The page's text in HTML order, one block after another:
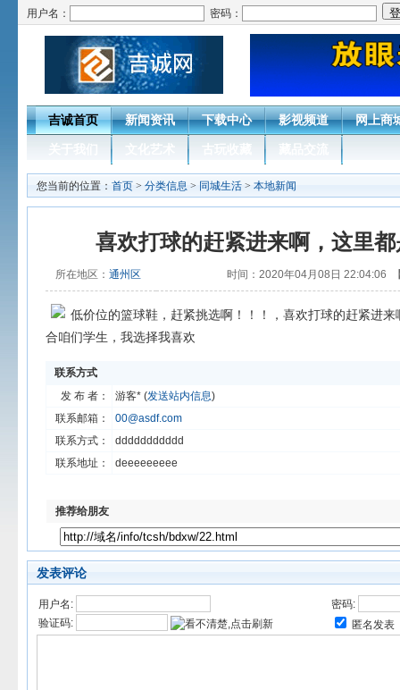
用户名： 密码：
吉诚首页 新闻资讯 下载中心 影视频道 网上商
关于我们 文化艺术 古玩收藏 藏品交流
您当前的位置： 首页 > 分类信息 > 同城生活 > 本地新闻
喜欢打球的赶紧进来啊，这里
所在地区： 通州区 时间：2020年04月08日 22:04:06
低价位的篮球鞋，赶紧挑选啊！！！，喜欢打球的赶紧进
合咱们学生，我选择我喜欢
联系方式
发 布 者：
游客* (发送站内信息)
联系邮箱：
00@asdf.com
联系方式：
ddddddddddd
联系地址：
deeeeeeeee
推荐给朋友
发表评论
用户名:
密码:
验证码:
匿名发表